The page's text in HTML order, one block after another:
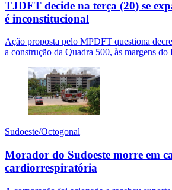
TJDFT decide na terça (20) se
é inconstitucional
Ação proposta pelo MPDFT questiona
a construção da Quadra 500, às margens
Sudoeste/Octogonal
Morador do Sudoeste morre em
cardiorrespiratória